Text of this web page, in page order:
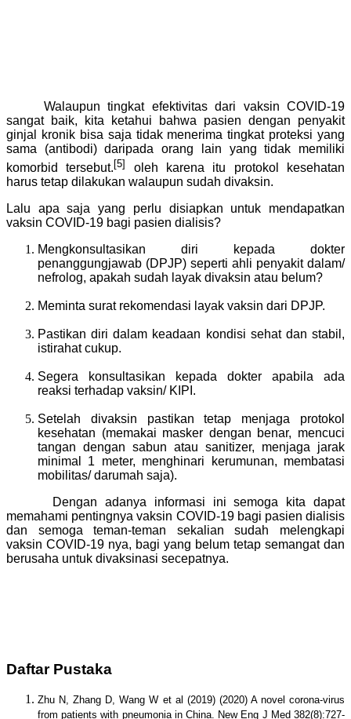
Walaupun tingkat efektivitas dari vaksin COVID-19
sangat baik, kita ketahui bahwa pasien dengan penyakit
ginjal kronik bisa saja tidak menerima tingkat proteksi yang
sama (antibodi) daripada orang lain yang tidak memiliki
komorbid tersebut.[5]
oleh karena itu protokol kesehatan
harus tetap dilakukan walaupun sudah divaksin.
Lalu apa saja yang perlu disiapkan untuk mendapatkan
vaksin COVID-19 bagi pasien dialisis?
Mengkonsultasikan diri kepada dokter
penanggungjawab (DPJP) seperti ahli penyakit dalam/
nefrolog, apakah sudah layak divaksin atau belum?
Meminta surat rekomendasi layak vaksin dari DPJP.
Pastikan diri dalam keadaan kondisi sehat dan stabil,
istirahat cukup.
Segera konsultasikan kepada dokter apabila ada
reaksi terhadap vaksin/ KIPI.
Setelah divaksin pastikan tetap menjaga protokol
kesehatan (memakai masker dengan benar, mencuci
tangan dengan sabun atau sanitizer, menjaga jarak
minimal 1 meter, menghinari kerumunan, membatasi
mobilitas/ darumah saja).
Dengan adanya informasi ini semoga kita dapat
memahami pentingnya vaksin COVID-19 bagi pasien dialisis
dan semoga teman-teman sekalian sudah melengkapi
vaksin COVID-19 nya, bagi yang belum tetap semangat dan
berusaha untuk divaksinasi secepatnya.
Daftar Pustaka
Zhu N, Zhang D, Wang W et al (2019) (2020) A novel corona-virus
from patients with pneumonia in China. New Eng J Med 382(8):727-